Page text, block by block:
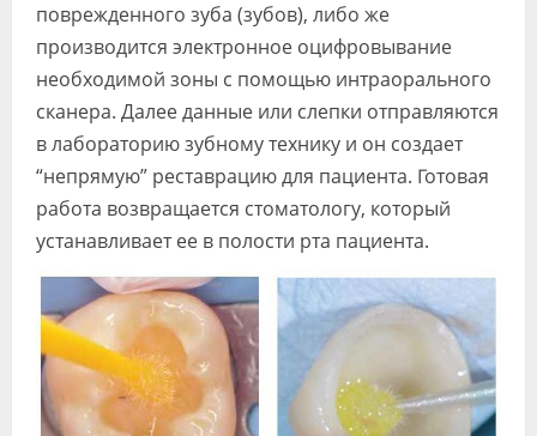
поврежденного зуба (зубов), либо же
производится электронное оцифровывание
необходимой зоны с помощью интраорального
сканера. Далее данные или слепки отправляются
в лабораторию зубному технику и он создает
“непрямую” реставрацию для пациента. Готовая
работа возвращается стоматологу, который
устанавливает ее в полости рта пациента.